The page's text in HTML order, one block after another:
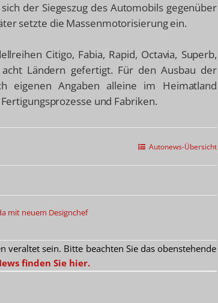
der Siegeszug des Automobils gegenüber
setzte die Massenmotorisierung ein.
Citigo, Fabia, Rapid, Octavia, Superb,
Ländern gefertigt. Für den Ausbau der
eigenen Angaben alleine im Heimatland
und Fabriken.
Autonews-Übersicht
mit neuem Designchef
veraltet sein. Bitte beachten Sie das obenstehende
finden Sie hier.